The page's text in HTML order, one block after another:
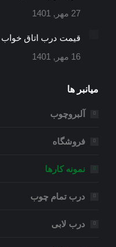
27 مهر, 1401
قیمت درب اتاق خواب
16 مهر, 1401
میانبر ها
آلبروچوب
فروشگاه
نمونه کارها
درب تمام چوب
درب لابی